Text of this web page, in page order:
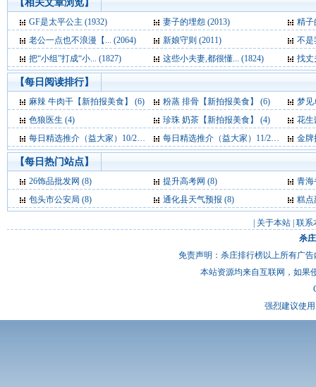
【相关文章浏览】
GF是太平公主 (1932) 妻子的埋怨 (2013)
精子
老公一点也不浪漫【... (2064)
新娘守则 (2011)
不是
把“小组”打成“小... (1827)
这些小夫妻,都很懂... (1824) 找丈
【每日阅读排行】
麻辣 牛肉干【新拍报美食】 (6) 粉蒸 排骨【新拍报美食】 (6)
梦见单峰
色狼医生 (4)
珍珠 奶茶【新拍报美食】 (4)
花生
每日精选推介（益大家）10/20 (4)
每日精选推介（益大家）11/24 (4) 金牌
【每日热门站点】
26饰品批发网 (8) 提升高考网 (8)
青海
包头市公安局 (8) 通化县天气预报 (8) 糕点
关于本站 联系
杀
免责声明：杀庄排行榜以上所有广
本站资源均来自互联网，如果
强烈建议使